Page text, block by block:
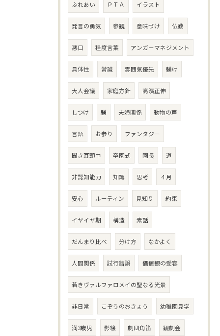
ふれあい ＰＴＡ イラスト
発言の勇気 参観 意味づけ 仏教
悪口 程度言葉 アンガーマネジメント
具体性 常識 雰囲気優先 躾け
大人会議 家庭方針 高濱正伸
しつけ 躾 夫婦関係 動物の声
言語 お参り ファンタジー
聞き耳頭巾 卒園式 園長 道
非認知能力 知識 思考 ４月
安心 ルーティン 見知り 約束
イヤイヤ期 構造 素話
だんまり比べ 分け方 なかよく
人間関係 試行錯誤 価値観の受容
若きヴァルファロメイの聖なる光景
非日常 こぞうのおきょう 幼稚園見学
満3歳児 影絵 劇団角笛 観劇会